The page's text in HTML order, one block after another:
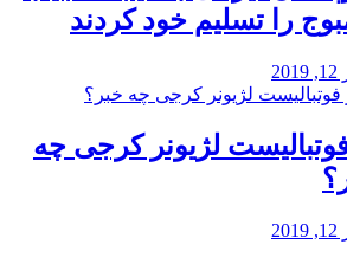
را تسلیم خود کردند
فوتبالیست لژیونر کرجی چه